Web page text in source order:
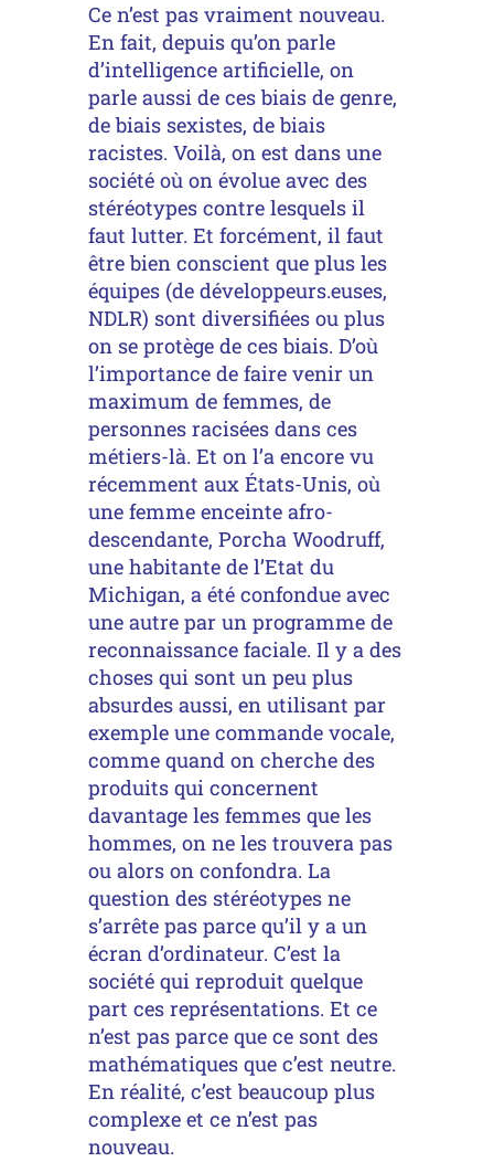
Ce n’est pas vraiment nouveau.
En fait, depuis qu’on parle
d’intelligence artificielle, on
parle aussi de ces biais de genre,
de biais sexistes, de biais
racistes. Voilà, on est dans une
société où on évolue avec des
stéréotypes contre lesquels il
faut lutter. Et forcément, il faut
être bien conscient que plus les
équipes (de développeurs.euses,
NDLR) sont diversifiées ou plus
on se protège de ces biais. D’où
l’importance de faire venir un
maximum de femmes, de
personnes racisées dans ces
métiers-là. Et on l’a encore vu
récemment aux États-Unis, où
une femme enceinte afro-
descendante, Porcha Woodruff,
une habitante de l’Etat du
Michigan, a été confondue avec
une autre par un programme de
reconnaissance faciale. Il y a des
choses qui sont un peu plus
absurdes aussi, en utilisant par
exemple une commande vocale,
comme quand on cherche des
produits qui concernent
davantage les femmes que les
hommes, on ne les trouvera pas
ou alors on confondra. La
question des stéréotypes ne
s’arrête pas parce qu’il y a un
écran d’ordinateur. C’est la
société qui reproduit quelque
part ces représentations. Et ce
n’est pas parce que ce sont des
mathématiques que c’est neutre.
En réalité, c’est beaucoup plus
complexe et ce n’est pas
nouveau.